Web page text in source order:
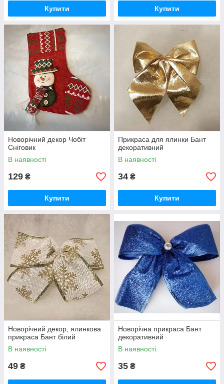
Купити Купити
Новорічний декор Чобіт
Сніговик
В наявності
129 ₴
Купити
Прикраса для ялинки Бант
декоративний
В наявності
34 ₴
Купити
Новорічний декор, ялинкова
прикраса Бант білий
В наявності
49 ₴
Новорічна прикраса Бант
декоративний
В наявності
35 ₴